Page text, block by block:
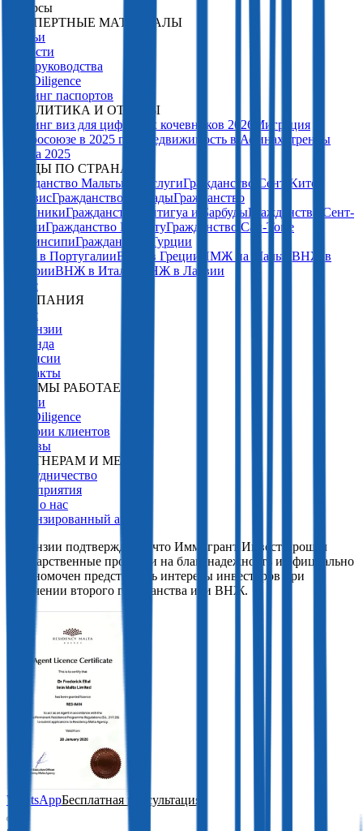
Ресурсы
ЭКСПЕРТНЫЕ МАТЕРИАЛЫ
Статьи
Новости
PDF-руководства
Due Diligence
Рейтинг паспортов
АНАЛИТИКА И ОТЧЕТЫ
Рейтинг виз для цифровых кочевников 2026
Миграция
в Евросоюзе в 2025 году
Недвижимость в Афинах: тренды
рынка 2025
ГАЙДЫ ПО СТРАНАМ
Гражданство Мальты за заслугиГражданство Сент-Китс
и НевисГражданство ГренадыГражданство
ДоминикиГражданство Антигуа и БарбудыГражданство Сент-
ЛюсииГражданство ВануатуГражданство Сан-Томе
и ПринсипиГражданство Турции
ВНЖ в ПортугалииВНЖ в Греции ПМЖ на Мальте ВНЖ в
ВенгрииВНЖ в Италии
ВНЖ в Латвии
О нас
КОМПАНИЯ
О нас
Лицензии
Команда
Вакансии
Контакты
КАК МЫ РАБОТАЕМ
Услуги
Due Diligence
Истории клиентов
Отзывы
ПАРТНЕРАМ И МЕДИА
Сотрудничество
Мероприятия
СМИ о нас
Лицензированный агент
Лицензии подтверждают, что Иммигрант Инвест прошел
государственные проверки на благонадежность и официально
уполномочен представлять интересы инвесторов при
получении второго гражданства или ВНЖ.
WhatsAppБесплатная консультация